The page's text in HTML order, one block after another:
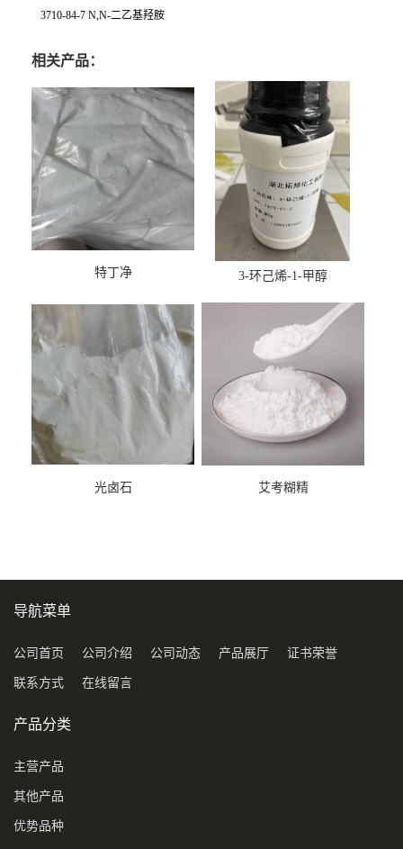
3710-84-7 N,N-二乙基羟胺
相关产品：
特丁净 3-环己烯-1-甲醇
光卤石 艾考糊精
导航菜单
公司首页 公司介绍 公司动态 产品展厅 证书荣誉
联系方式 在线留言
产品分类
主营产品
其他产品
优势品种